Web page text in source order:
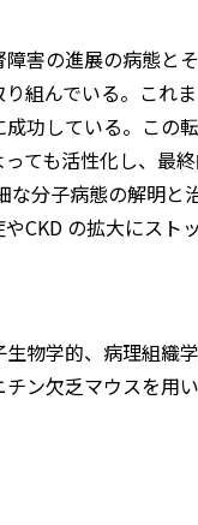
害の進展の病態と
組んでいる。これ
功している。この
ても活性化し、最
分子病態の解明と
CKD の拡大にスト
物学的、病理組織
ン欠乏マウスを用